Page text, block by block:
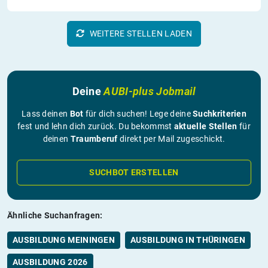
WEITERE STELLEN LADEN
DeineAUBI-plus Jobmail
Lass deinen Bot für dich suchen! Lege deineSuchkriterien
fest und lehn dich zurück. Du bekommst aktuelle Stellen für
deinen Traumberuf direkt per Mail zugeschickt.
SUCHBOT ERSTELLEN
Ähnliche Suchanfragen:
AUSBILDUNG MEININGEN AUSBILDUNG IN THÜRINGEN
AUSBILDUNG 2026